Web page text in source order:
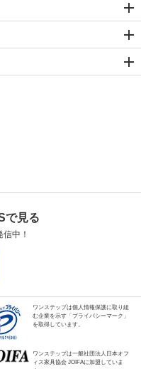
で見る
中！
ワンステップは個人情報保護に取り組
む企業を示す「プライバシーマーク」
を取得しています。
ワンステップは一般社団法人日本オフ
ィス家具協会 JOIFAに加盟していま